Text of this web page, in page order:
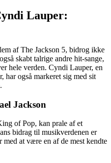
Lauper:
af The Jackson 5, bidrog ikke
skabt talrige andre hit-sange,
hele verden. Cyndi Lauper, en
har også markeret sig med sit
Jackson
of Pop, kan prale af et
bidrag til musikverdenen er
at være en af de mest kendte